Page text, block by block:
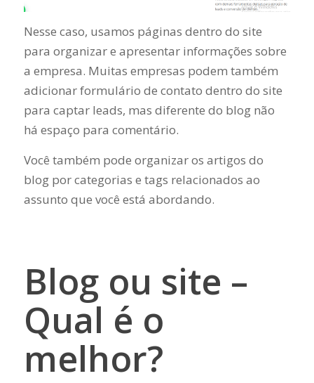
Nesse caso, usamos páginas dentro do site
para organizar e apresentar informações sobre
a empresa. Muitas empresas podem também
adicionar formulário de contato dentro do site
para captar leads, mas diferente do blog não
há espaço para comentário.
Você também pode organizar os artigos do
blog por categorias e tags relacionados ao
assunto que você está abordando.
Blog ou site –
Qual é o
melhor?